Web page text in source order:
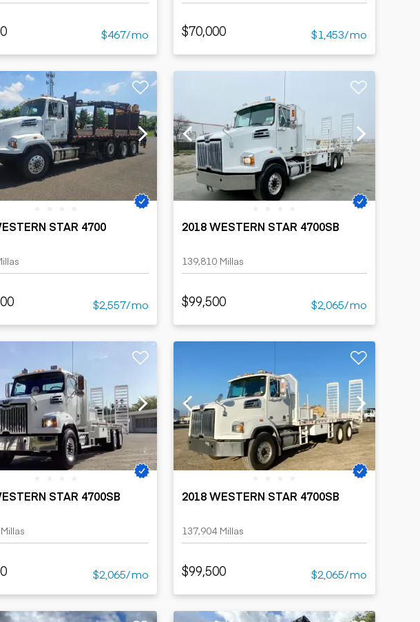
$467/mo $70,000 $1,453/mo
STAR 4700
$2,557/mo
2018 WESTERN STAR 4700SB
139,810 Millas
$99,500 $2,065/mo
STAR 4700SB
$2,065/mo
2018 WESTERN STAR 4700SB
137,904 Millas
$99,500 $2,065/mo